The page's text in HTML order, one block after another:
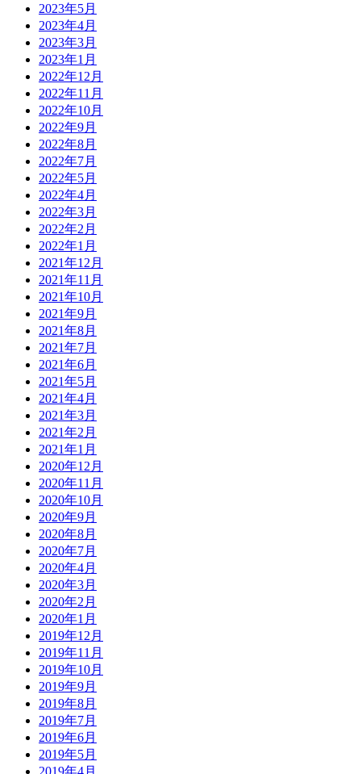
2023年5月
2023年4月
2023年3月
2023年1月
2022年12月
2022年11月
2022年10月
2022年9月
2022年8月
2022年7月
2022年5月
2022年4月
2022年3月
2022年2月
2022年1月
2021年12月
2021年11月
2021年10月
2021年9月
2021年8月
2021年7月
2021年6月
2021年5月
2021年4月
2021年3月
2021年2月
2021年1月
2020年12月
2020年11月
2020年10月
2020年9月
2020年8月
2020年7月
2020年4月
2020年3月
2020年2月
2020年1月
2019年12月
2019年11月
2019年10月
2019年9月
2019年8月
2019年7月
2019年6月
2019年5月
2019年4月